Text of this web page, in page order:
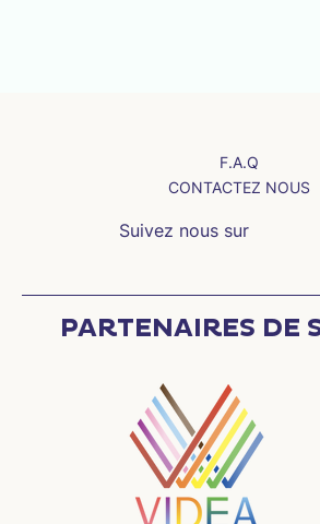
F.A.Q
CONTACTEZ NOUS
Suivez nous sur
PARTENAIRES DE